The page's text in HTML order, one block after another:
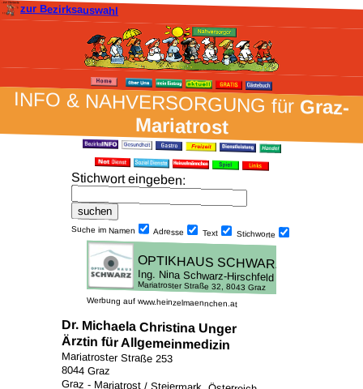
zur Bezirksauswahl
INFO & NAH­VER­SORG­UNG fürGraz-
Mariatrost
Stich­wort ein­geben:
Suche im Namen Adresse Text Stich­worte
Werbung auf www.heinzelmaennchen.at
Dr. Michaela Christina Unger
Ärztin für Allgemeinmedizin
Mariatroster Straße 253
8044 Graz